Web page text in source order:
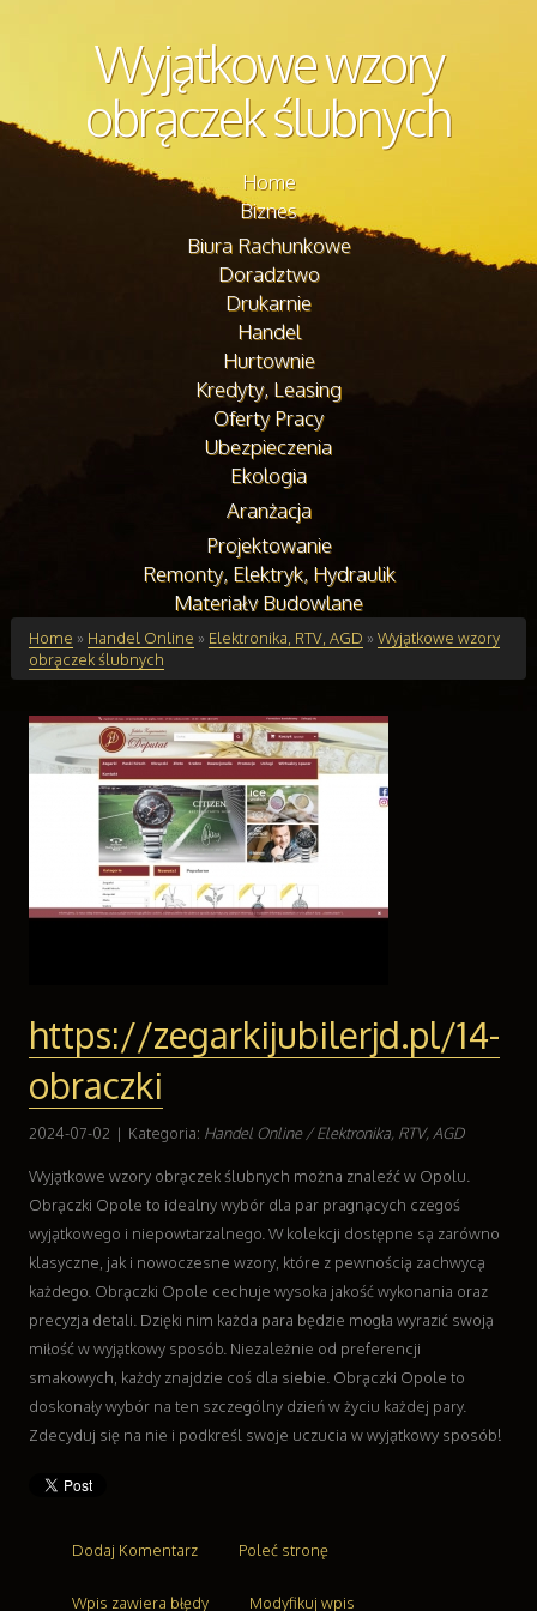
Wyjątkowe wzory
obrączek ślubnych
Home
Biznes
Biura Rachunkowe
Doradztwo
Drukarnie
Handel
Hurtownie
Kredyty, Leasing
Oferty Pracy
Ubezpieczenia
Ekologia
Aranżacja
Projektowanie
Remonty, Elektryk, Hydraulik
Materiały Budowlane
Budynki
Nieruchomości, Działki
Domy, Mieszkania
Edukacja
Placówki Edukacyjne
Kursy Językowe
Konferencje, Sale Szkoleniowe
Kursy i Szkolenia
Dla Dzieci
Wyposażenie Łazienki
Sport
Elektronika, RTV, AGD
Art. Dla Zwierząt
Ogród, Rośliny
Chemia
Art. Spożywcze
Materiały Eksploatacyjne
Inne Sklepy
Sprzęt
Transport
Home » Handel Online » Elektronika, RTV, AGD » Wyjątkowe wzory
obrączek ślubnych
https://zegarkijubilerjd.pl/14-
obraczki
2024-07-02 | Kategoria: Handel Online / Elektronika, RTV, AGD
Wyjątkowe wzory obrączek ślubnych można znaleźć w Opolu.
Obrączki Opole to idealny wybór dla par pragnących czegoś
wyjątkowego i niepowtarzalnego. W kolekcji dostępne są zarówno
klasyczne, jak i nowoczesne wzory, które z pewnością zachwycą
każdego. Obrączki Opole cechuje wysoka jakość wykonania oraz
precyzja detali. Dzięki nim każda para będzie mogła wyrazić swoją
miłość w wyjątkowy sposób. Niezależnie od preferencji
smakowych, każdy znajdzie coś dla siebie. Obrączki Opole to
doskonały wybór na ten szczególny dzień w życiu każdej pary.
Zdecyduj się na nie i podkreśl swoje uczucia w wyjątkowy sposób!
Dodaj Komentarz Poleć stronę
Wpis zawiera błędy Modyfikuj wpis